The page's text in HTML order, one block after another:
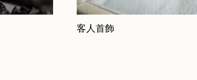
客人首飾